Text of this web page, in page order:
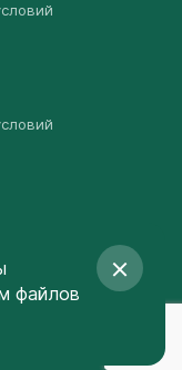
файлов